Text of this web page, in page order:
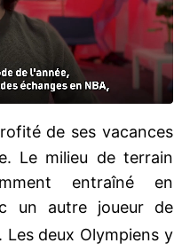
de ses vacances
Le milieu de terrain
entraîné en
un autre joueur de
. Les deux Olympiens y